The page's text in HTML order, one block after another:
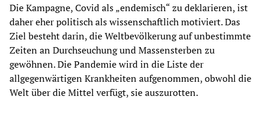
Die Kampagne, Covid als „endemisch“ zu deklarieren, ist
daher eher politisch als wissenschaftlich motiviert. Das
Ziel besteht darin, die Weltbevölkerung auf unbestimmte
Zeiten an Durchseuchung und Massensterben zu
gewöhnen. Die Pandemie wird in die Liste der
allgegenwärtigen Krankheiten aufgenommen, obwohl die
Welt über die Mittel verfügt, sie auszurotten.